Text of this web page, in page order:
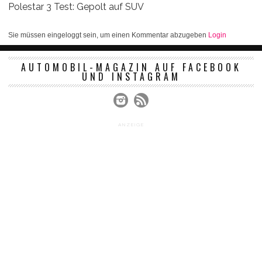
Polestar 3 Test: Gepolt auf SUV
Sie müssen eingeloggt sein, um einen Kommentar abzugeben Login
AUTOMOBIL-MAGAZIN AUF FACEBOOK
UND INSTAGRAM
ANZEIGE